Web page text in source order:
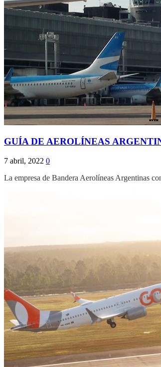
GUÍA DE AEROLÍNEAS
7 abril, 2022 0
La empresa de Bandera Aerolíneas Argentinas